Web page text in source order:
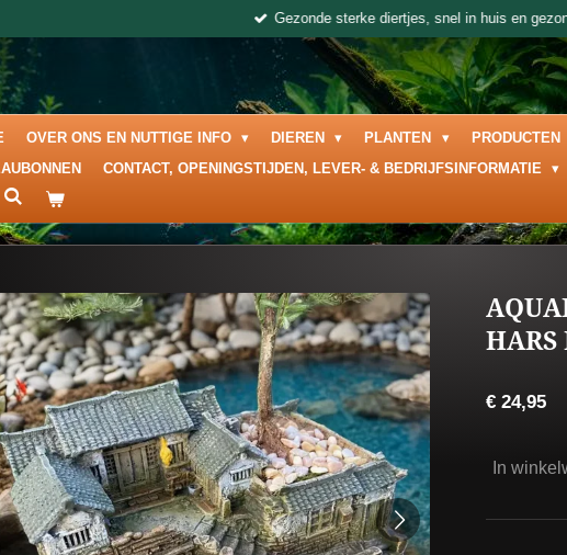
Gezonde sterke diertjes, snel in huis en
OVER ONS EN NUTTIGE INFO DIEREN PLANTEN PRODUCTEN
CONTACT, OPENINGSTIJDEN, LEVER- & BEDRIJFSINFORMATIE
HARS
€ 24,95
In